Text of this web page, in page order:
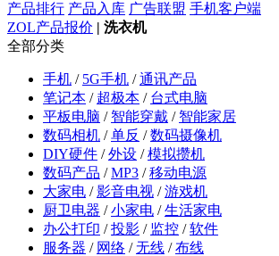
产品排行 产品入库 广告联盟 手机客户端
ZOL产品报价 | 洗衣机
全部分类
手机 / 5G手机 /通讯产品
笔记本 / 超极本 / 台式电脑
平板电脑 / 智能穿戴 / 智能家居
数码相机 /单反 /数码摄像机
DIY硬件 /外设 /模拟攒机
数码产品 /MP3 /移动电源
大家电 /影音电视 /游戏机
厨卫电器 /小家电 /生活家电
办公打印 /投影 / 监控 /软件
服务器 / 网络 /无线 /布线